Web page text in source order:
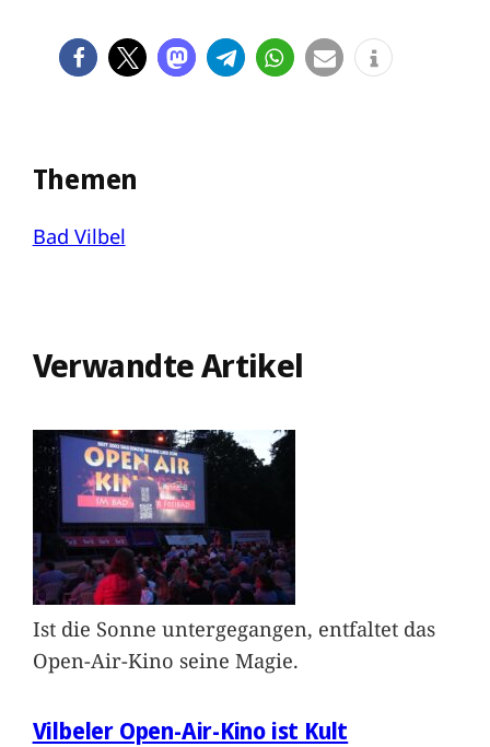
Themen
Bad Vilbel
Verwandte Artikel
Ist die Sonne untergegangen, entfaltet das
Open-Air-Kino seine Magie.
Vilbeler Open-Air-Kino ist Kult